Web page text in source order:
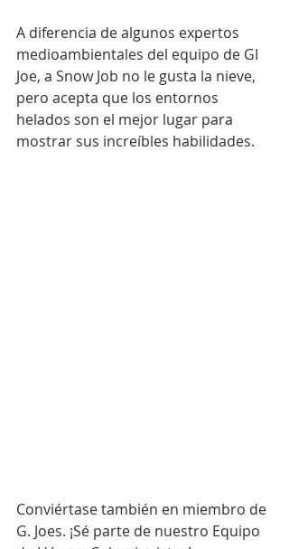
A diferencia de algunos expertos
medioambientales del equipo de GI
Joe, a Snow Job no le gusta la nieve,
pero acepta que los entornos
helados son el mejor lugar para
mostrar sus increíbles habilidades.
Conviértase también en miembro de
G. Joes. ¡Sé parte de nuestro Equipo